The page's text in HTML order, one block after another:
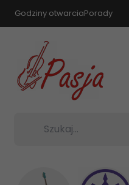
Godziny otwarciaPorady
Szukaj...